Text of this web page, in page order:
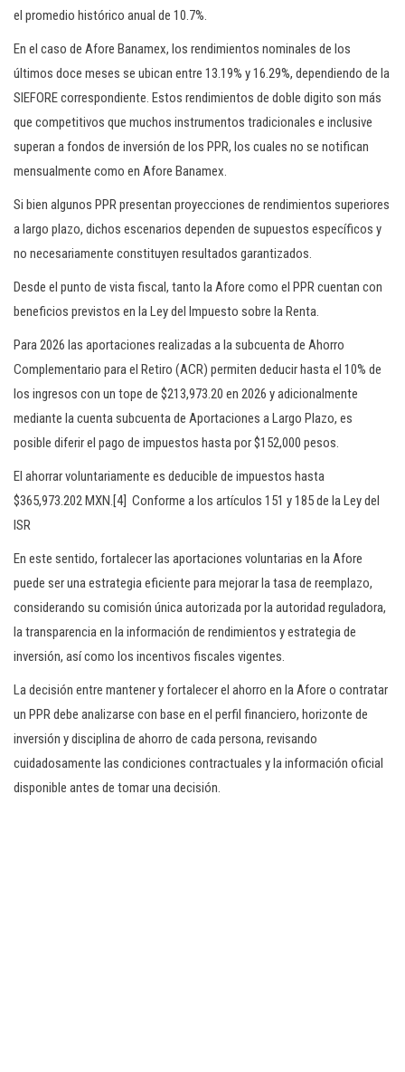
el promedio histórico anual de 10.7%.
En el caso de Afore Banamex, los rendimientos nominales de los
últimos doce meses se ubican entre 13.19% y 16.29%, dependiendo de la
SIEFORE correspondiente. Estos rendimientos de doble digito son más
que competitivos que muchos instrumentos tradicionales e inclusive
superan a fondos de inversión de los PPR, los cuales no se notifican
mensualmente como en Afore Banamex.
Si bien algunos PPR presentan proyecciones de rendimientos superiores
a largo plazo, dichos escenarios dependen de supuestos específicos y
no necesariamente constituyen resultados garantizados.
Desde el punto de vista fiscal, tanto la Afore como el PPR cuentan con
beneficios previstos en la Ley del Impuesto sobre la Renta.
Para 2026 las aportaciones realizadas a la subcuenta de Ahorro
Complementario para el Retiro (ACR) permiten deducir hasta el 10% de
los ingresos con un tope de $213,973.20 en 2026 y adicionalmente
mediante la cuenta subcuenta de Aportaciones a Largo Plazo, es
posible diferir el pago de impuestos hasta por $152,000 pesos.
El ahorrar voluntariamente es deducible de impuestos hasta
$365,973.202 MXN.[4] Conforme a los artículos 151 y 185 de la Ley del
ISR
En este sentido, fortalecer las aportaciones voluntarias en la Afore
puede ser una estrategia eficiente para mejorar la tasa de reemplazo,
considerando su comisión única autorizada por la autoridad reguladora,
la transparencia en la información de rendimientos y estrategia de
inversión, así como los incentivos fiscales vigentes.
La decisión entre mantener y fortalecer el ahorro en la Afore o contratar
un PPR debe analizarse con base en el perfil financiero, horizonte de
inversión y disciplina de ahorro de cada persona, revisando
cuidadosamente las condiciones contractuales y la información oficial
disponible antes de tomar una decisión.